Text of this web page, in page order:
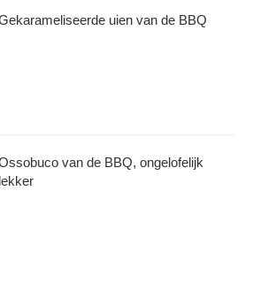
uien van de BBQ
van de BBQ, ongelofelijk
lekker